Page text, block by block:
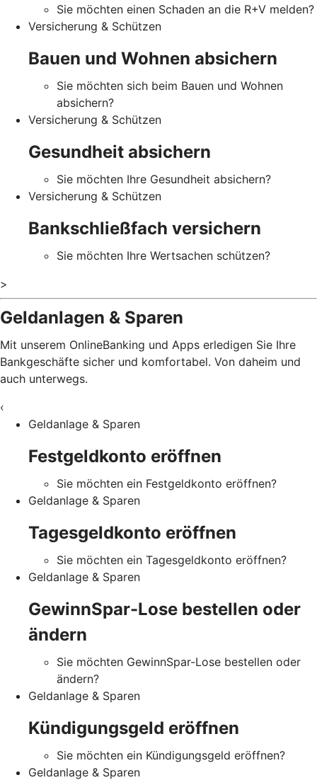
Sie möchten einen Schaden an die R+V melden?
Versicherung & Schützen
Bauen und Wohnen absichern
Sie möchten sich beim Bauen und Wohnen
absichern?
Versicherung & Schützen
Gesundheit absichern
Sie möchten Ihre Gesundheit absichern?
Versicherung & Schützen
Bankschließfach versichern
Sie möchten Ihre Wertsachen schützen?
>
Geldanlagen & Sparen
Mit unserem OnlineBanking und Apps erledigen Sie Ihre
Bankgeschäfte sicher und komfortabel. Von daheim und
auch unterwegs.
‹
Geldanlage & Sparen
Festgeldkonto eröffnen
Sie möchten ein Festgeldkonto eröffnen?
Geldanlage & Sparen
Tagesgeldkonto eröffnen
Sie möchten ein Tagesgeldkonto eröffnen?
Geldanlage & Sparen
GewinnSpar-Lose bestellen oder
ändern
Sie möchten GewinnSpar-Lose bestellen oder
ändern?
Geldanlage & Sparen
Kündigungsgeld eröffnen
Sie möchten ein Kündigungsgeld eröffnen?
Geldanlage & Sparen